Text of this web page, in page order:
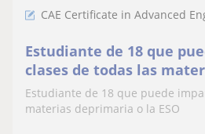
CAE Certificate in Advanced
Estudiante de 18 que
clases de todas las
la ESO
Estudiante de 18 que puede
materias deprimaria o la ESO